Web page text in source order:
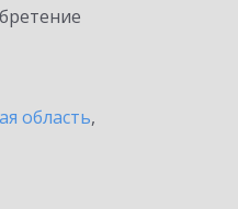
область,